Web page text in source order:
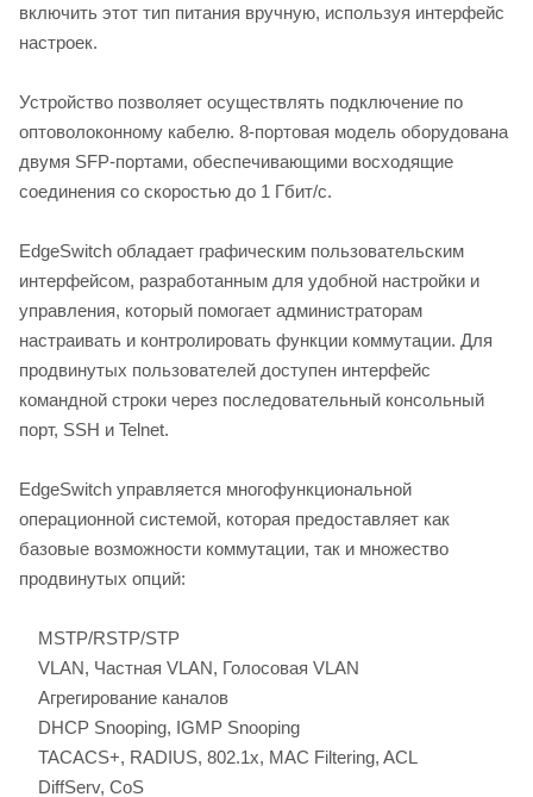
включить этот тип питания вручную, используя интерфейс
настроек.
Устройство позволяет осуществлять подключение по
оптоволоконному кабелю. 8-портовая модель оборудована
двумя SFP-портами, обеспечивающими восходящие
соединения со скоростью до 1 Гбит/с.
EdgeSwitch обладает графическим пользовательским
интерфейсом, разработанным для удобной настройки и
управления, который помогает администраторам
настраивать и контролировать функции коммутации. Для
продвинутых пользователей доступен интерфейс
командной строки через последовательный консольный
порт, SSH и Telnet.
EdgeSwitch управляется многофункциональной
операционной системой, которая предоставляет как
базовые возможности коммутации, так и множество
продвинутых опций:
MSTP/RSTP/STP
VLAN, Частная VLAN, Голосовая VLAN
Агрегирование каналов
DHCP Snooping, IGMP Snooping
TACACS+, RADIUS, 802.1x, MAC Filtering, ACL
DiffServ, CoS